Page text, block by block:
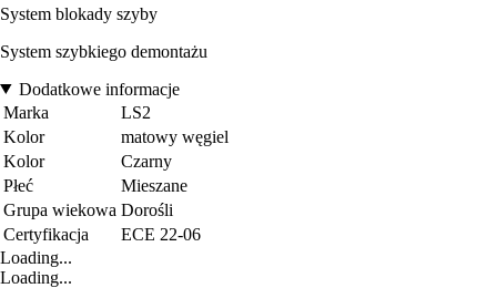
System blokady szyby
System szybkiego demontażu
Dodatkowe informacje
Marka
LS2
Kolor
matowy węgiel
Kolor
Czarny
Płeć
Mieszane
Grupa wiekowa Dorośli
Certyfikacja
ECE 22-06
Loading...
Loading...